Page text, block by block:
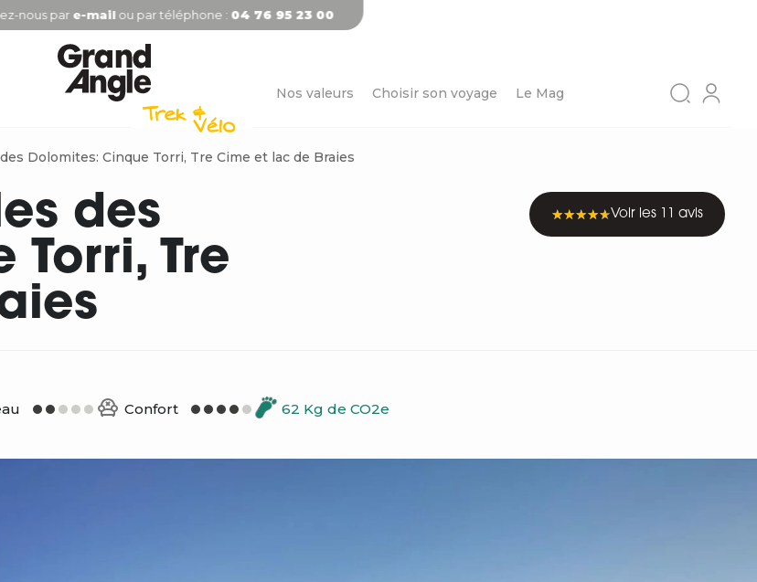
nous par e-mailou par téléphone : 04 76 95 23 00
Nos valeurs Choisir son voyage Le Mag
Dolomites: Cinque Torri, Tre Cime et lac de Braies
Voir les 11 avis
des
Tre
Confort 62 Kg de CO2e